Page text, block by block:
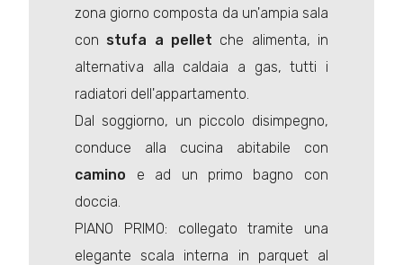
zona giorno composta da un'ampia sala
con stufa a pellet che alimenta, in
alternativa alla caldaia a gas, tutti i
radiatori dell'appartamento.
Dal soggiorno, un piccolo disimpegno,
conduce alla cucina abitabile con
camino e ad un primo bagno con
doccia.
PIANO PRIMO: collegato tramite una
elegante scala interna in parquet al